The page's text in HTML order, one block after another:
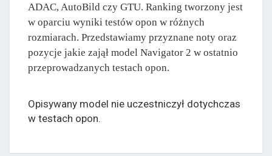
ADAC, AutoBild czy GTU. Ranking tworzony jest
w oparciu wyniki testów opon w różnych
rozmiarach. Przedstawiamy przyznane noty oraz
pozycje jakie zajął model Navigator 2 w ostatnio
przeprowadzanych testach opon.
Opisywany model nie uczestniczył dotychczas
w testach opon.